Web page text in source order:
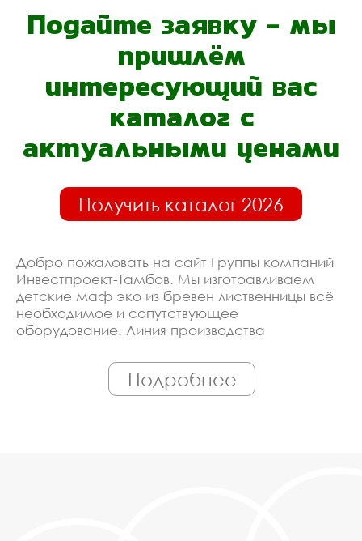
Подайте заявку - мы
пришлём
интересующий вас
каталог с
актуальными ценами
Получить каталог 2026
Добро пожаловать на сайт Группы компаний
Инвестпроект-Тамбов. Мы изготоавливаем
детские маф эко из бревен лиственницы всё
необходимое и сопутствующее
оборудование. Линия производства
работает только квалифицированный
персонал. Поэтому Вы всегда можете
рассчитывать на исключительно высокую
Подробнее